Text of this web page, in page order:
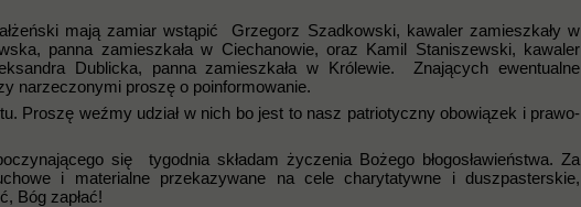
mają zamiar wstąpić Grzegorz Szadkowski, kawaler zamieszkały w
panna zamieszkała w Ciechanowie, oraz Kamil Staniszewski, kawaler
Dublicka, panna zamieszkała w Królewie. Znających ewentualne
narzeczonymi proszę o poinformowanie.
Proszę weźmy udział w nich bo jest to nasz patriotyczny obowiązek i prawo-
się tygodnia składam życzenia Bożego błogosławieństwa. Za
i materialne przekazywane na cele charytatywne i duszpasterskie,
Bóg zapłać!